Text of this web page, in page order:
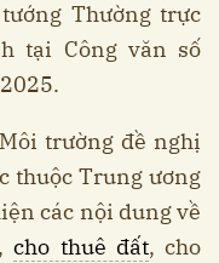
Thường trực
tại Công văn số
trường đề nghị
thuộc Trung ương
các nội dung về
,cho thuê đất, cho